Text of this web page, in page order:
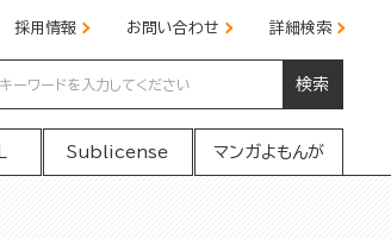
採用情報 お問い合わせ 詳細検索
検索
Sublicense マンガよもんが